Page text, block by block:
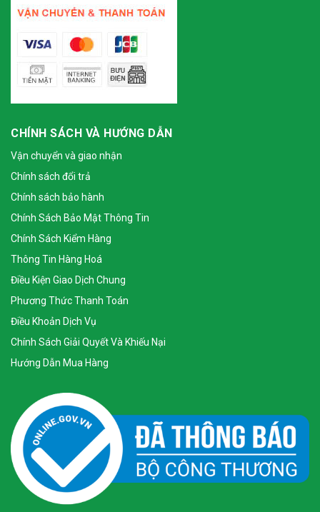
CHÍNH SÁCH VÀ HƯỚNG DẪN
Vận chuyển và giao nhận
Chính sách đổi trả
Chính sách bảo hành
Chính Sách Bảo Mật Thông Tin
Chính Sách Kiểm Hàng
Thông Tin Hàng Hoá
Điều Kiện Giao Dịch Chung
Phương Thức Thanh Toán
Điều Khoản Dịch Vụ
Chính Sách Giải Quyết Và Khiếu Nại
Hướng Dẫn Mua Hàng